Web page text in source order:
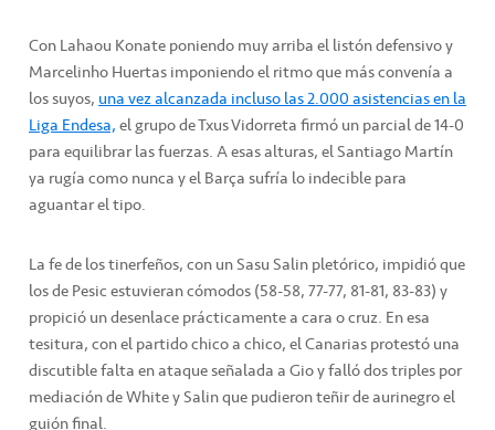
Con Lahaou Konate poniendo muy arriba el listón defensivo y
Marcelinho Huertas imponiendo el ritmo que más convenía a
los suyos,una vez alcanzada incluso las 2.000 asistencias en la
Liga Endesa,el grupo de Txus Vidorreta firmó un parcial de 14-0
para equilibrar las fuerzas. A esas alturas, el Santiago Martín
ya rugía como nunca y el Barça sufría lo indecible para
aguantar el tipo.
La fe de los tinerfeños, con un Sasu Salin pletórico, impidió que
los de Pesic estuvieran cómodos (58-58, 77-77, 81-81, 83-83) y
propició un desenlace prácticamente a cara o cruz. En esa
tesitura, con el partido chico a chico, el Canarias protestó una
discutible falta en ataque señalada a Gio y falló dos triples por
mediación de White y Salin que pudieron teñir de aurinegro el
guión final.